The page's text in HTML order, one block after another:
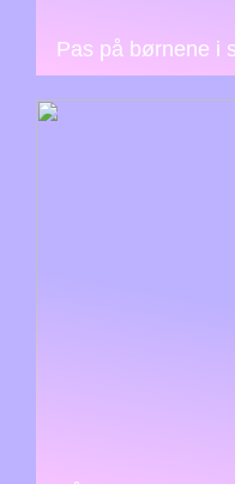
Pas på børnene i